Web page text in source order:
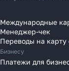
Переводы в
Переводы в Венгрию
Переводы в
Переводы в Грецию
Международные
Менеджер-чек
Переводы на карту
Бизнесу
Платежи для
Как